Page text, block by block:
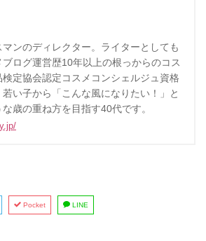
ンのディレクター。ライターとしても
ログ運営歴10年以上の根っからのコス
検定協会認定コスメコンシェルジュ資格
い子から「こんな風になりたい！」と
歳の重ね方を目指す40代です。
Pocket LINE